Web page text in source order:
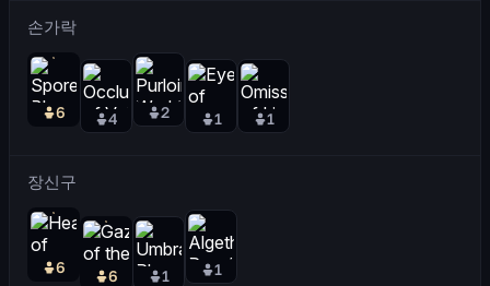
손가락
6 4 2 1 1
장신구
6 6 1 1